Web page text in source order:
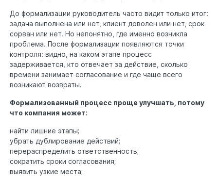
До формализации руководитель часто видит только итог:
задача выполнена или нет, клиент доволен или нет, срок
сорван или нет. Но непонятно, где именно возникла
проблема. После формализации появляются точки
контроля: видно, на каком этапе процесс
задерживается, кто отвечает за действие, сколько
времени занимает согласование и где чаще всего
возникают возвраты.
Формализованный процесс проще улучшать, потому
что компания может:
найти лишние этапы;
убрать дублирование действий;
перераспределить ответственность;
сократить сроки согласования;
выявить узкие места;